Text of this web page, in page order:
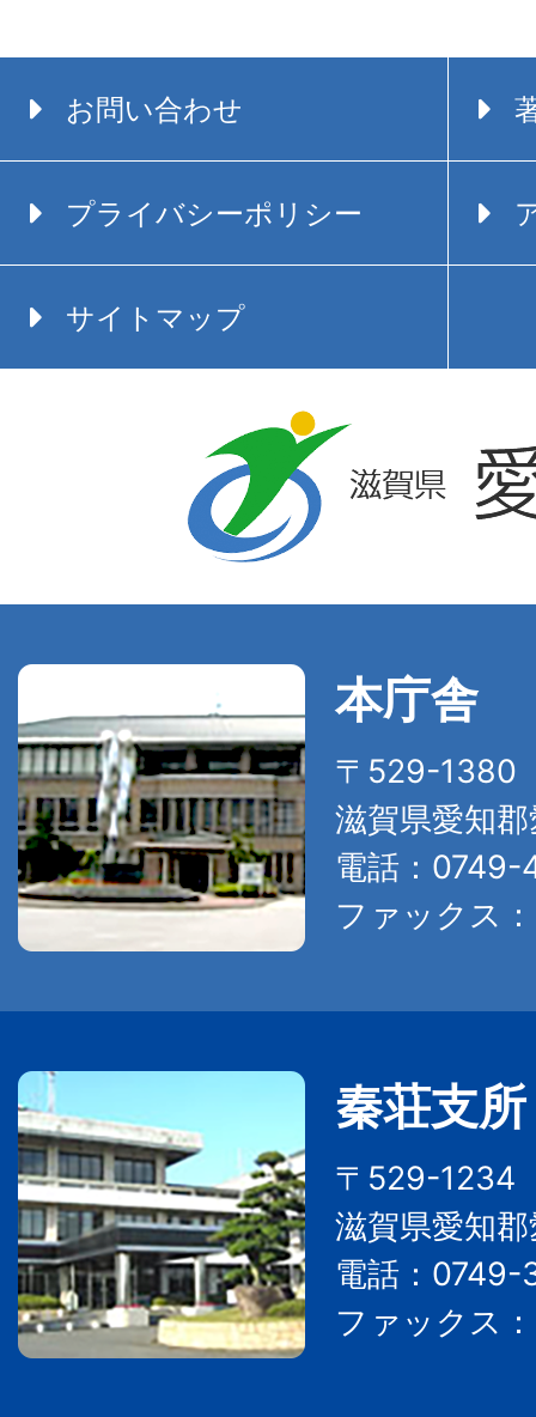
お問い合わせ
プライバシーポリシー
サイトマップ
本庁舎
〒529-
滋賀県愛知
電話：0749-
ファックス
秦荘支所
〒529-
滋賀県愛知
電話：0749-
ファックス